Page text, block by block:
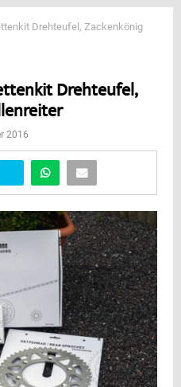
Drehteufel, Zackenkönig
Drehteufel,
2016